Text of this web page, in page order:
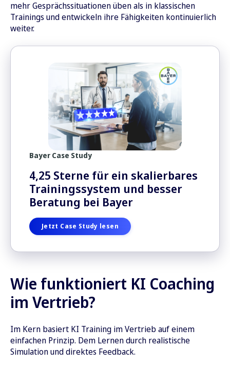
mehr Gesprächssituationen üben als in klassischen
Trainings und entwickeln ihre Fähigkeiten kontinuierlich
weiter.
Bayer Case Study
4,25 Sterne für ein skalierbares
Trainingssystem und besser
Beratung bei Bayer
Jetzt Case Study lesen
Wie funktioniert KI Coaching
im Vertrieb?
Im Kern basiert KI Training im Vertrieb auf einem
einfachen Prinzip. Dem Lernen durch realistische
Simulation und direktes Feedback.